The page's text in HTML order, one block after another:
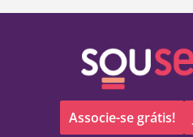
Pular
Associe-se grátis!